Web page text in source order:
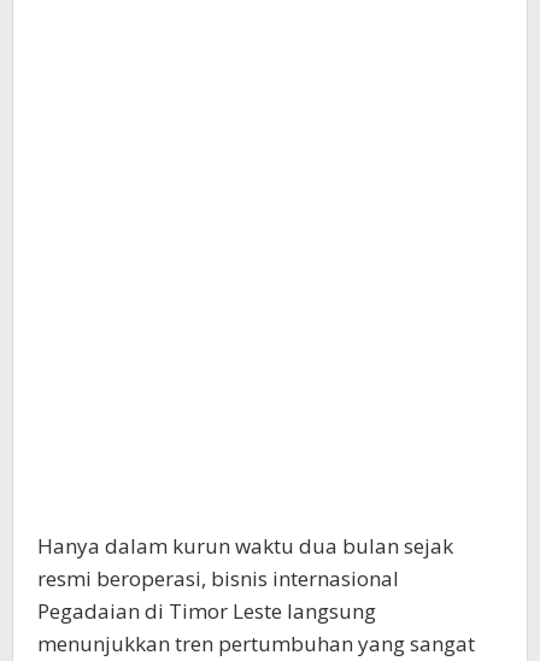
Hanya dalam kurun waktu dua bulan sejak
resmi beroperasi, bisnis internasional
Pegadaian di Timor Leste langsung
menunjukkan tren pertumbuhan yang sangat